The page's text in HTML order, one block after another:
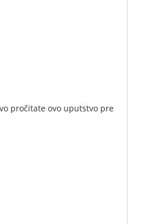
pročitate ovo uputstvo pre